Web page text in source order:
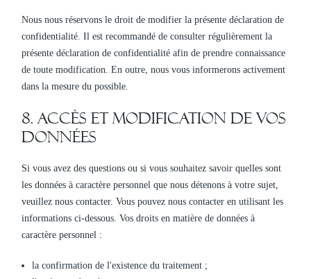
Nous nous réservons le droit de modifier la présente déclaration de
confidentialité. Il est recommandé de consulter régulièrement la
présente déclaration de confidentialité afin de prendre connaissance
de toute modification. En outre, nous vous informerons activement
dans la mesure du possible.
8. Accès et modification de vos
données
Si vous avez des questions ou si vous souhaitez savoir quelles sont
les données à caractère personnel que nous détenons à votre sujet,
veuillez nous contacter. Vous pouvez nous contacter en utilisant les
informations ci-dessous. Vos droits en matière de données à
caractère personnel :
la confirmation de l'existence du traitement ;